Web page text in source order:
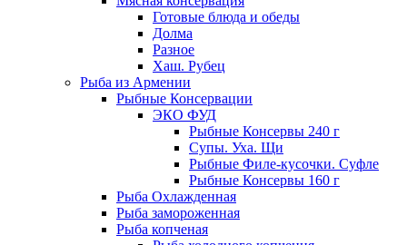
Готовые блюда и обеды
Долма
Разное
Хаш. Рубец
Рыба из Армении
Рыбные Консервации
ЭКО ФУД
Рыбные Консервы 240 г
Супы. Уха. Щи
Рыбные Филе-кусочки. Суфле
Рыбные Консервы 160 г
Рыба Охлажденная
Рыба замороженная
Рыба копченая